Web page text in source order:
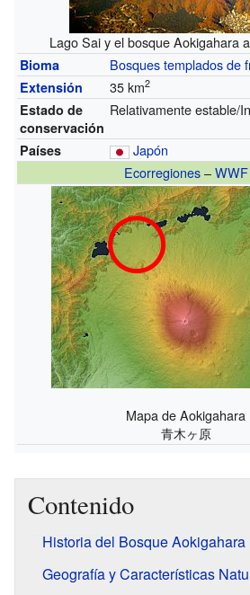
Lago Sai y el bosque Aokigahara
Bioma Bosques templados de
Extensión 35 km2
Estado de
conservación
Relativamente estable/
Países
Japón
Ecorregiones–WWF
Mapa de Aokigahara
青木ヶ原
Contenido
Historia del Bosque Aokigahara
Geografía y Características